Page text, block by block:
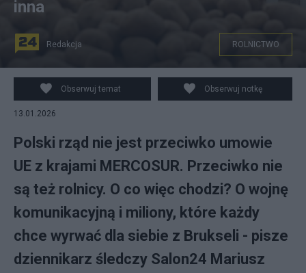
na zdjęciu: Tony ziemniaków przed budynkiem
Zgromadzenia Narodowego wysypane w proteście
rolników. fot. EPA/TERESA SUAREZ/PAP
inna
Redakcja ROLNICTWO
Obserwuj temat Obserwuj notkę
13.01.2026
Polski rząd nie jest przeciwko umowie
UE z krajami MERCOSUR. Przeciwko nie
są też rolnicy. O co więc chodzi? O wojnę
komunikacyjną i miliony, które każdy
chce wyrwać dla siebie z Brukseli - pisze
dziennikarz śledczy Salon24 Mariusz